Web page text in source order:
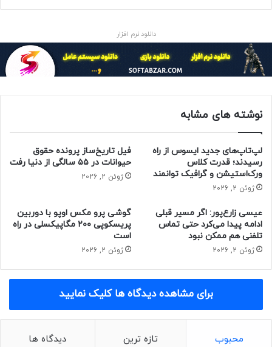
که بالای مناطق قطبی زمین ظاهر شده بودند. همچنین،
قوطی‌های افشانه‌ای، مواد بسته‌بندی و یخچال‌ها استفاده می‌شد،
با ازون موجود در جو زمین واکنش نشان می‌داد و به کاهش سطح
این لایه در جو می‌انجامید. به همین دلیل، در سال ۱۹۸۹ استفاده از
زمان بهبود یافت.
حتما بخوانید :
منبع : زومیت
انرژی و محیط زیست علمی
دانلود نرم افزار
نوشته های مشابه
لپ‌تاپ‌های جدید ایسوس از راه
رسیدند؛ قدرت کلاس
ورک‌استیشن و گرافیک توانمند
ژوئن 2, 2026
فیل تاریخ‌ساز پرونده حقوق
حیوانات در ۵۵ سالگی از دنیا رفت
ژوئن 2, 2026
عیسی زارع‌پور: اگر مسیر قبلی
ادامه پیدا می‌کرد حتی تماس
تلفنی هم ممکن نبود
ژوئن 2, 2026
گوشی پرو مکس اوپو با دوربین
پریسکوپی ۲۰۰ مگاپیکسلی در راه
است
ژوئن 2, 2026
برای مشاهده دیدگاه ها کلیک نمایید
محبوب تازه ترین دیدگاه ها